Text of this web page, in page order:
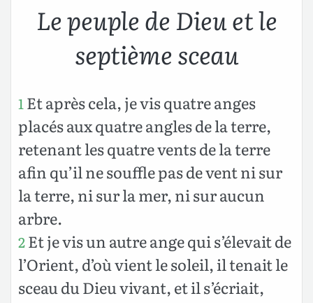
Le peuple de Dieu et le
septième sceau
1 Et après cela, je vis quatre anges
placés aux quatre angles de la terre,
retenant les quatre vents de la terre
afin qu’il ne souffle pas de vent ni sur
la terre, ni sur la mer, ni sur aucun
arbre.
2Et je vis un autre ange qui s’élevait de
l’Orient, d’où vient le soleil, il tenait le
sceau du Dieu vivant, et il s’écriait,